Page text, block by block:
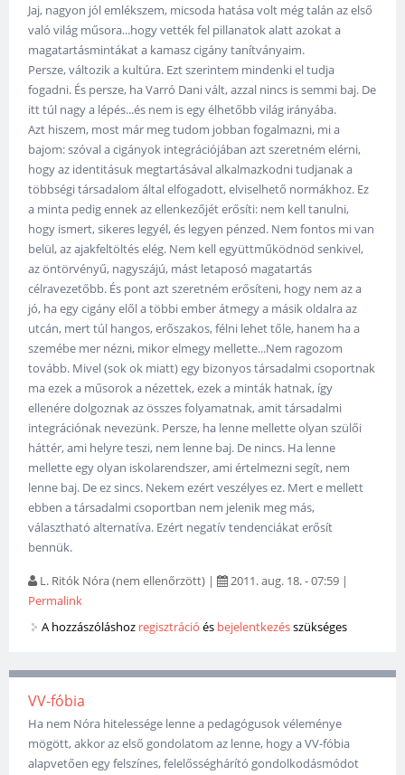
Jaj, nagyon jól emlékszem, micsoda hatása volt még talán az első
való világ műsora...hogy vették fel pillanatok alatt azokat a
magatartásmintákat a kamasz cigány tanítványaim.
Persze, változik a kultúra. Ezt szerintem mindenki el tudja
fogadni. És persze, ha Varró Dani vált, azzal nincs is semmi baj. De
itt túl nagy a lépés...és nem is egy élhetőbb világ irányába.
Azt hiszem, most már meg tudom jobban fogalmazni, mi a
bajom: szóval a cigányok integrációjában azt szeretném elérni,
hogy az identitásuk megtartásával alkalmazkodni tudjanak a
többségi társadalom által elfogadott, elviselhető normákhoz. Ez
a minta pedig ennek az ellenkezőjét erősíti: nem kell tanulni,
hogy ismert, sikeres legyél, és legyen pénzed. Nem fontos mi van
belül, az ajakfeltöltés elég. Nem kell együttműködnöd senkivel,
az öntörvényű, nagyszájú, mást letaposó magatartás
célravezetőbb. És pont azt szeretném erősíteni, hogy nem az a
jó, ha egy cigány elől a többi ember átmegy a másik oldalra az
utcán, mert túl hangos, erőszakos, félni lehet tőle, hanem ha a
szemébe mer nézni, mikor elmegy mellette...Nem ragozom
tovább. Mivel (sok ok miatt) egy bizonyos társadalmi csoportnak
ma ezek a műsorok a nézettek, ezek a minták hatnak, így
ellenére dolgoznak az összes folyamatnak, amit társadalmi
integrációnak nevezünk. Persze, ha lenne mellette olyan szülői
háttér, ami helyre teszi, nem lenne baj. De nincs. Ha lenne
mellette egy olyan iskolarendszer, ami értelmezni segít, nem
lenne baj. De ez sincs. Nekem ezért veszélyes ez. Mert e mellett
ebben a társadalmi csoportban nem jelenik meg más,
választható alternatíva. Ezért negatív tendenciákat erősít
bennük.
L. Ritók Nóra (nem ellenőrzött) | 2011. aug. 18. - 07:59 |
Permalink
A hozzászóláshoz regisztráció és bejelentkezésszükséges
VV-fóbia
Ha nem Nóra hitelessége lenne a pedagógusok véleménye
mögött, akkor az első gondolatom az lenne, hogy a VV-fóbia
alapvetően egy felszínes, felelősséghárító gondolkodásmódot